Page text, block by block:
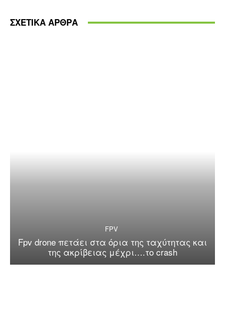
ΣΧΕΤΙΚΑ ΑΡΘΡΑ
FPV
Fpv drone πετάει στα όρια της ταχύτητας και
της ακρίβειας μέχρι….το crash